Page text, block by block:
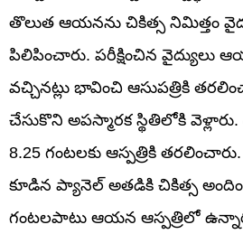
తొలుత ఆయనను చికిత్స నిమిత్తం
పిలిపించారు. పరీక్షించిన వైద్యులు
వచ్చినట్లు భావించి ఆసుపత్రికి
చేసుకొని అపస్మారక స్థితిలోకి
8.25 గంటలకు ఆస్పత్రికి
కూడిన ప్యానెల్‌ అతడికి చికిత్స
గంటలపాటు ఆయన ఆస్పత్రిలో